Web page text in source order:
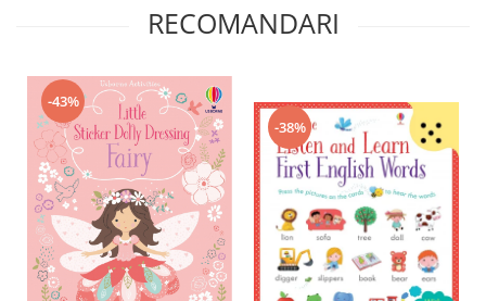
RECOMANDARI
-43%
-38%